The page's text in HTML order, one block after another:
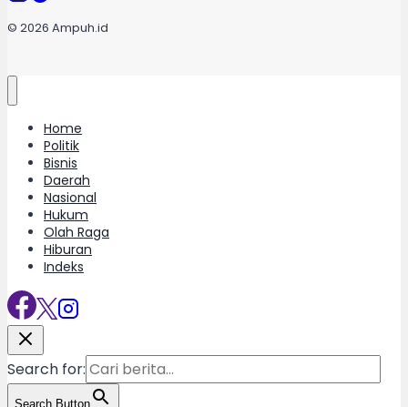
© 2026 Ampuh.id
Home
Politik
Bisnis
Daerah
Nasional
Hukum
Olah Raga
Hiburan
Indeks
Search for:
Search Button